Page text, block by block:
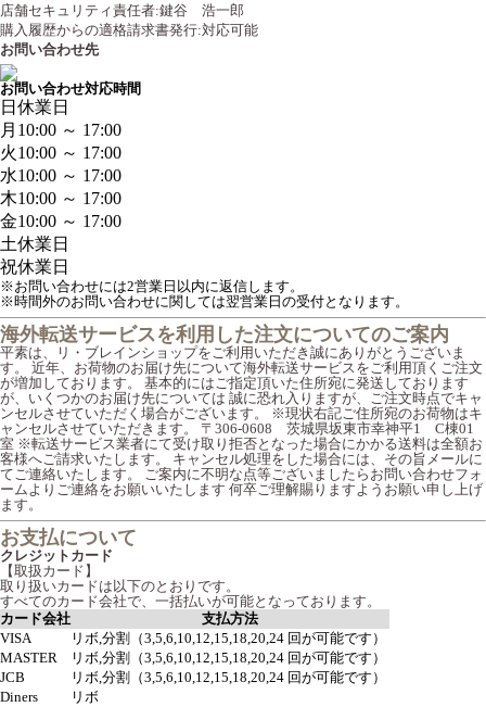
店舗セキュリティ責任者:鍵谷 浩一郎
購入履歴からの適格請求書発行:対応可能
お問い合わせ先
お問い合わせ対応時間
日 休業日
月 10:00 ～ 17:00
火10:00 ～ 17:00
水10:00 ～ 17:00
木10:00 ～ 17:00
金10:00 ～ 17:00
土休業日
祝休業日
※お問い合わせには2営業日以内に返信します。
※時間外のお問い合わせに関しては翌営業日の受付となります。
海外転送サービスを利用した注文についてのご案内
平素は、リ・ブレインショップをご利用いただき誠にありがとうございま
す。 近年、お荷物のお届け先について海外転送サービスをご利用頂くご注文
が増加しております。 基本的にはご指定頂いた住所宛に発送しております
が、いくつかのお届け先については 誠に恐れ入りますが、ご注文時点でキャ
ンセルさせていただく場合がございます。 ※現状右記ご住所宛のお荷物はキ
ャンセルさせていただきます。 〒306-0608 茨城県坂東市幸神平1 C棟01
室 ※転送サービス業者にて受け取り拒否となった場合にかかる送料は全額お
客様へご請求いたします。 キャンセル処理をした場合には、その旨メールに
てご連絡いたします。 ご案内に不明な点等ございましたらお問い合わせフォ
ームよりご連絡をお願いいたします 何卒ご理解賜りますようお願い申し上げ
ます。
お支払について
クレジットカード
【取扱カード】
取り扱いカードは以下のとおりです。
すべてのカード会社で、一括払いが可能となっております。
カード会社
支払方法
VISA
リボ,分割（3,5,6,10,12,15,18,20,24 回が可能です）
MASTER
リボ,分割（3,5,6,10,12,15,18,20,24 回が可能です）
JCB
リボ,分割（3,5,6,10,12,15,18,20,24 回が可能です）
Diners
リボ